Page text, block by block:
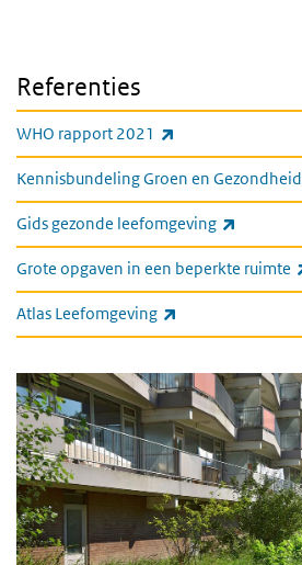
Referenties
WHO rapport 2021
Kennisbundeling Groen en Gezondheid
Gids gezonde leefomgeving
Grote opgaven in een beperkte ruimte
Atlas Leefomgeving